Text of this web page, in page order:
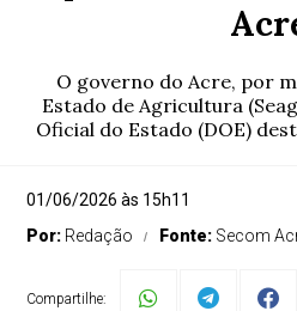
O governo do Acre, por
Estado de Agricultura
Oficial do Estado (DOE)
01/06/2026 às 15h11
Por: Redação Fonte: Secom
Compartilhe: